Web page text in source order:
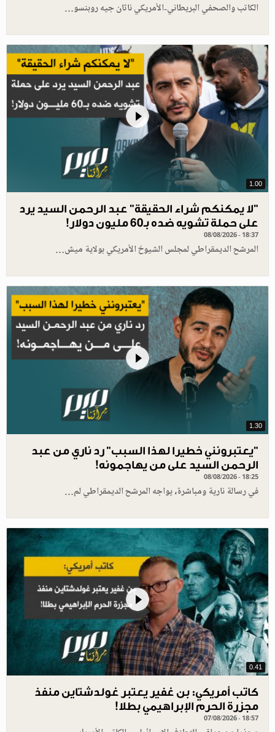
الكاتب والصحفي البريطاني-الأمريكي ناثان جيه روبنسو…
1.00
"لا يمكنكم شراء الحقيقة" عبد الرحمن السيد يرد
على حملة تشويه ضده بـ60 مليون دولار!
08/08/2026 - 18:37
المرشح الديمقراطي لمجلس الشيوخ الأمريكي بولاية ميش…
1.30
"يعتبرونني خطيرا لهذا السبب" رد ناري من عبد
الرحمن السيد على من يهاجمونه!
08/08/2026 - 18:25
في رسالة نارية ومباشرة، يواجه المرشح الديمقراطي لم…
0.41
كاتب أمريكي: بن غفير يعتبر غولدشتاين منفذ
مجزرة الحرم الإبراهيمي بطلا!
07/08/2026 - 18:57